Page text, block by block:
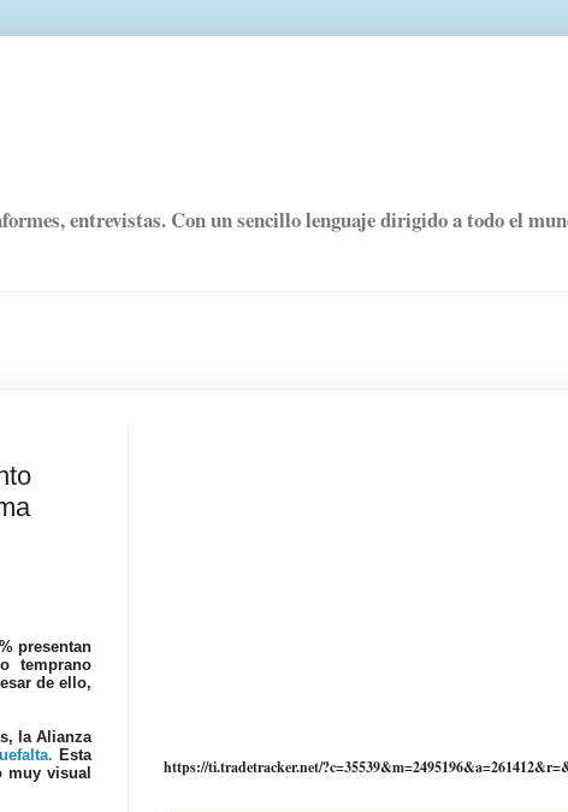
entrevistas. Con un sencillo lenguaje dirigido a todo el
presentan
temprano
de ello,
la Alianza
Esta
muy visual
https://ti.tradetracker.net/